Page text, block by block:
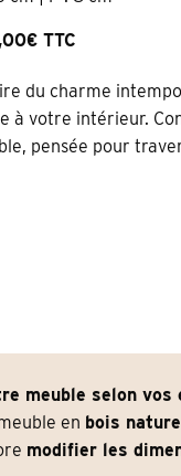
TTC
du charme
votre intérieur.
pensée pour
meuble selon vos
en bois
modifier les